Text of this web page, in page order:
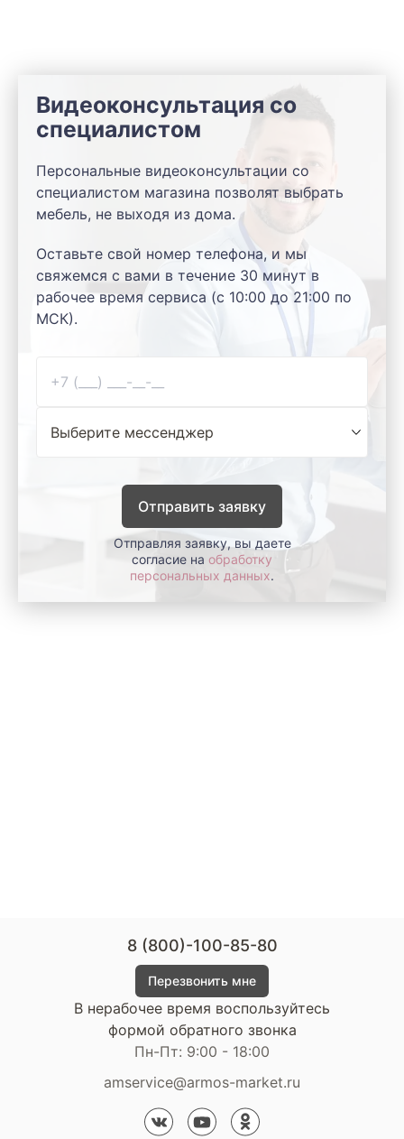
Видеоконсультация со
специалистом
Персональные видеоконсультации со
специалистом магазина позволят выбрать
мебель, не выходя из дома.
Оставьте свой номер телефона, и мы
свяжемся с вами в течение 30 минут в
рабочее время сервиса (с 10:00 до 21:00 по
МСК).
Отправить заявку
Отправляя заявку, вы даете
согласие на обработку
персональных данных.
8 (800)-100-85-80
Перезвонить мне
В нерабочее время воспользуйтесь
формой обратного звонка
Пн-Пт: 9:00 - 18:00
amservice@armos-market.ru